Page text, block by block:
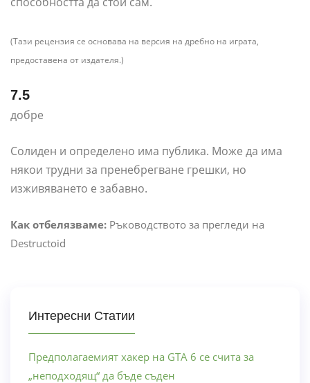
(Тази рецензия се основава на версия на дребно на играта,
предоставена от издателя.)
7.5
добре
Солиден и определено има публика. Може да има
някои трудни за пренебрегване грешки, но
изживяването е забавно.
Как отбелязваме: Ръководството за прегледи на
Destructoid
Интересни Статии
Предполагаемият хакер на GTA 6 се счита за
„неподходящ“ да бъде съден